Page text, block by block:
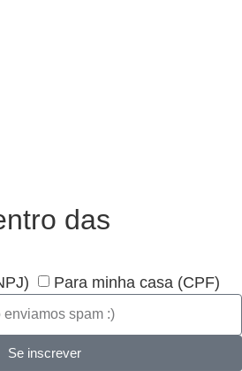
das
Para minha casa (CPF)
Se inscrever